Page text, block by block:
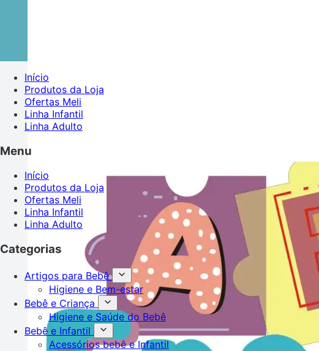
Início
Produtos da Loja
Ofertas Meli
Linha Infantil
Linha Adulto
Menu
Início
Produtos da Loja
Ofertas Meli
Linha Infantil
Linha Adulto
Categorias
Artigos para Bebê
Higiene e Bem-estar
Bebê e Criança
Higiene e Saúde do Bebê
Bebê e Infantil
Acessórios bebê e Infantil